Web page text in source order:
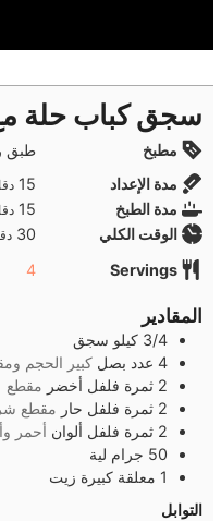
سجق كباب حلة
مطبخ
طبق
مدة الإعداد
15
مدة الطبخ 15
الوقت الكلي 30
Servings
4
المقادير
3/4 كيلو سجق
4 عدد بصل كبير الحجم
2 ثمرة فلفل أخضر مقطع
2 ثمرة فلفل حار مقطع
2 ثمرة فلفل ألوان أحمر
50 جرام لية
1 معلقة كبيرة زيت
التوابل